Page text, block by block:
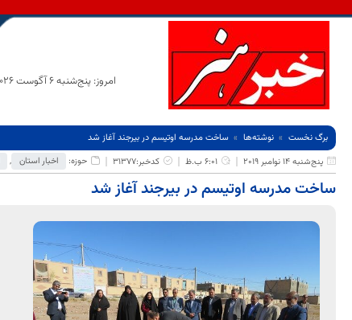
امروز: پنج‌شنبه 6 آگوست 2026
برگ نخست نوشته‌ها
ساخت مدرسه اوتیسم در بیرجند آغاز شد
پنج‌شنبه 14 نوامبر 2019
6:01 ب.ظ کدخبر:31377 حوزه: اخبار استان ,
ساخت مدرسه اوتیسم در بیرجند آغاز شد